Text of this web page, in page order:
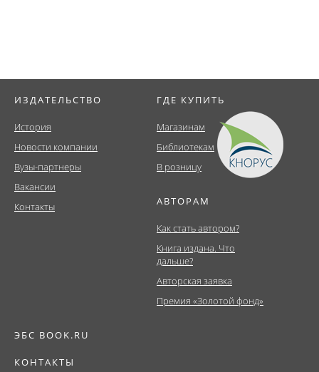
ИЗДАТЕЛЬСТВО
История
Новости компании
Вузы-партнеры
Вакансии
Контакты
ГДЕ КУПИТЬ
Магазинам
Библиотекам
В розницу
АВТОРАМ
Как стать автором?
Книга издана. Что
дальше?
Авторская заявка
Премия «Золотой фонд»
ЭБС BOOK.RU
КОНТАКТЫ